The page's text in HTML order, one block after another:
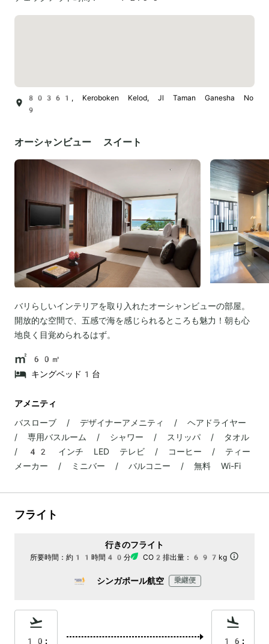
80361, Keroboken Kelod, Jl Taman Ganesha No
9
オーシャンビュー スイート
バリらしいインテリアを取り入れたオーシャンビューの部屋。
開放的な空間で、五感で海を感じられるところも魅力！朝も心
地良く目覚められるはず。
60㎡
キングベッド1台
アメニティ
バスローブ / デザイナーアメニティ / ヘアドライヤー
/ 専用バスルーム / シャワー / スリッパ / タオル
/ 42 インチ LED テレビ / コーヒー / ティー
メーカー / ミニバー / バルコニー / 無料 Wi-Fi
フライト
行きのフライト
所要時間： 約11時間40分 CO2排出量： 697kg
シンガポール航空 乗継便
10: 16: